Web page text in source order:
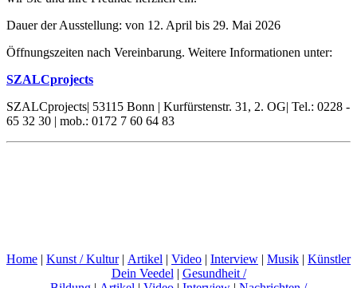
Dauer der Ausstellung: von 12. April bis 29. Mai 2026
Öffnungszeiten nach Vereinbarung. Weitere Informationen unter:
SZALCprojects
SZALCprojects| 53115 Bonn | Kurfürstenstr. 31, 2. OG| Tel.: 0228 -
65 32 30 | mob.: 0172 7 60 64 83
Home | Kunst / Kultur| Artikel | Video | Interview | Musik | Künstler
Dein Veedel | Gesundheit /